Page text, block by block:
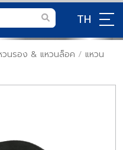
TH
วนรอง & แหวนล็อค / แหวน